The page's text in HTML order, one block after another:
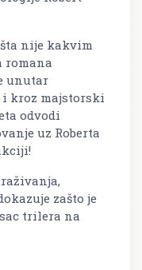
nije kakvim
romana
unutar
i kroz majstorski
odvodi
uz Roberta
zašto je
trilera na